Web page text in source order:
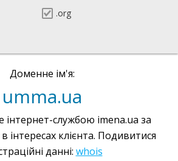
.org
Доменне ім'я:
umma.ua
інтернет-службою imena.ua за
інтересах клієнта. Подивитися
данні: whois